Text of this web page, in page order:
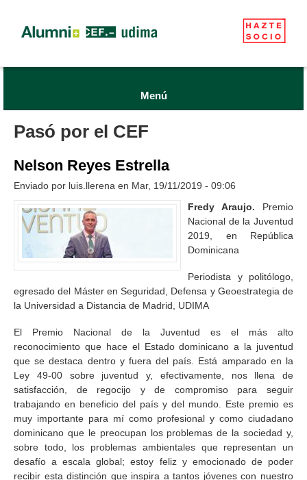
Menú
Pasó por el CEF
Nelson Reyes Estrella
Enviado por luis.llerena en Mar, 19/11/2019 - 09:06
Fredy Araujo. Premio
Nacional de la Juventud
2019, en República
Dominicana
Periodista y politólogo,
egresado del Máster en Seguridad, Defensa y Geoestrategia de
la Universidad a Distancia de Madrid, UDIMA
El Premio Nacional de la Juventud es el más alto
reconocimiento que hace el Estado dominicano a la juventud
que se destaca dentro y fuera del país. Está amparado en la
Ley 49-00 sobre juventud y, efectivamente, nos llena de
satisfacción, de regocijo y de compromiso para seguir
trabajando en beneficio del país y del mundo. Este premio es
muy importante para mí como profesional y como ciudadano
dominicano que le preocupan los problemas de la sociedad y,
sobre todo, los problemas ambientales que representan un
desafío a escala global; estoy feliz y emocionado de poder
recibir esta distinción que inspira a tantos jóvenes con nuestro